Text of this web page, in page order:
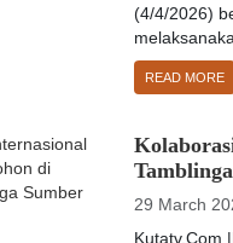
(4/4/2026)
READ MORE
29 March
Kutatv.Com